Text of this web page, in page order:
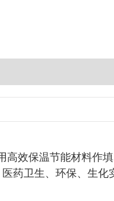
高效保温节能材料作
药卫生、环保、生化